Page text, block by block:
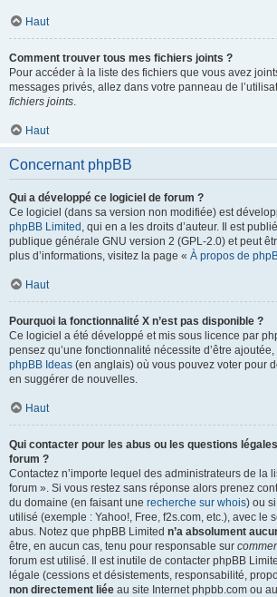
Haut
Comment trouver tous mes fichiers joints ?
Pour accéder à la liste des fichiers que vous avez
messages privés, allez dans votre panneau de
fichiers joints.
Haut
Concernant phpBB
Qui a développé ce logiciel de forum ?
Ce logiciel (dans sa version non modifiée) est
phpBB Limited , qui en a les droits d’auteur. Il est
publique générale GNU version 2 (GPL-2.0) et peut
plus d’informations, visitez la page « À propos de
Haut
Pourquoi la fonctionnalité X n’est pas disponible ?
Ce logiciel a été développé et mis sous licence par
pensez qu’une fonctionnalité nécessite d’être
phpBB Ideas (en anglais) où vous pouvez voter pour
en suggérer de nouvelles.
Haut
Qui contacter pour les abus ou les questions
forum ?
Contactez n’importe lequel des administrateurs de la
forum ». Si vous restez sans réponse alors prenez
du domaine (en faisant une recherche sur whois) ou
utilisé (exemple : Yahoo!, Free, f2s.com, etc.), avec le
abus. Notez que phpBB Limited n’a absolument
être, en aucun cas, tenu pour responsable sur
forum est utilisé. Il est inutile de contacter phpBB
légale (cessions et désistements, responsabilité,
non directement liée au site Internet phpbb.com ou